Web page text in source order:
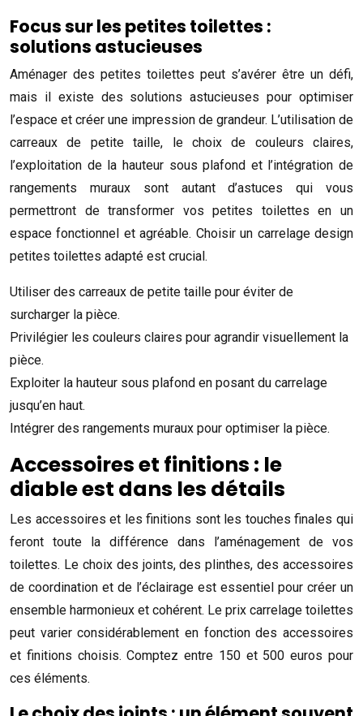
Focus sur les petites toilettes :
solutions astucieuses
Aménager des petites toilettes peut s’avérer être un défi,
mais il existe des solutions astucieuses pour optimiser
l’espace et créer une impression de grandeur. L’utilisation de
carreaux de petite taille, le choix de couleurs claires,
l’exploitation de la hauteur sous plafond et l’intégration de
rangements muraux sont autant d’astuces qui vous
permettront de transformer vos petites toilettes en un
espace fonctionnel et agréable. Choisir un carrelage design
petites toilettes adapté est crucial.
Utiliser des carreaux de petite taille pour éviter de
surcharger la pièce.
Privilégier les couleurs claires pour agrandir visuellement la
pièce.
Exploiter la hauteur sous plafond en posant du carrelage
jusqu’en haut.
Intégrer des rangements muraux pour optimiser la pièce.
Accessoires et finitions : le
diable est dans les détails
Les accessoires et les finitions sont les touches finales qui
feront toute la différence dans l’aménagement de vos
toilettes. Le choix des joints, des plinthes, des accessoires
de coordination et de l’éclairage est essentiel pour créer un
ensemble harmonieux et cohérent. Le prix carrelage toilettes
peut varier considérablement en fonction des accessoires
et finitions choisis. Comptez entre 150 et 500 euros pour
ces éléments.